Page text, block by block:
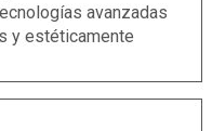
avanzadas
y estéticamente